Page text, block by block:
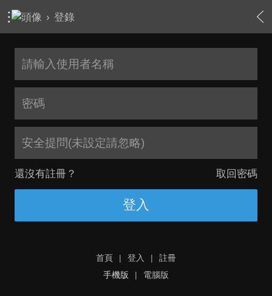
› 登錄
安全提問(未設定請忽略)
還沒有註冊？ 取回密碼
登入
首頁 | 登入 |
註冊
手機版
| 電腦版